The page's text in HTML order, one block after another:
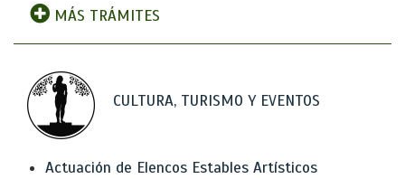
MÁS TRÁMITES
CULTURA, TURISMO Y EVENTOS
Actuación de Elencos Estables Artísticos